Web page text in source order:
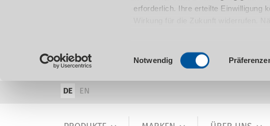
erforderlich. Ihre erteilte Einwilligung
Einwilligungsauswahl
Notwendig
DE EN